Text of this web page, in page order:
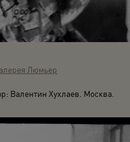
Люмьер
Валентин Хухлаев. Москва.